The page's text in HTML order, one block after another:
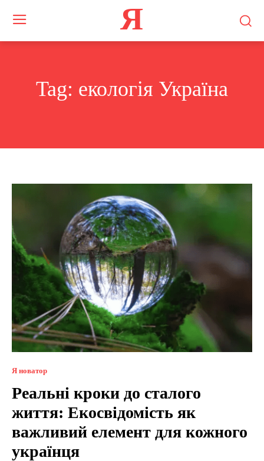
Я
Tag: екологія Україна
Я новатор
Реальні кроки до сталого
життя: Екосвідомість як
важливий елемент для кожного
українця